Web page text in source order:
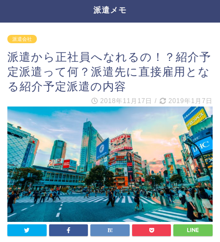
派遣メモ
派遣会社
派遣から正社員へなれるの！？紹介予
定派遣って何？派遣先に直接雇用とな
る紹介予定派遣の内容
2018年11月17日 / 2019年1月7日